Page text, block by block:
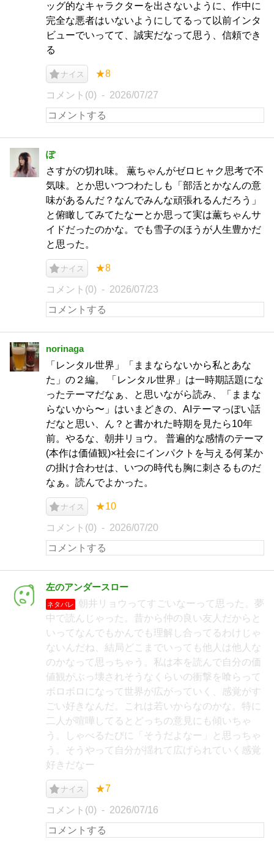
ッグ的なキャラクターを出さないように、作中に
完全な悪者はいないようにしてるって以前インタ
ビューでいってて、誠実だなって思う、信頼でき
る
ナイス ★8
コメント(0) 2026/07/27
ぽ
さすがの切れ味。 薫ちゃんがゼロヒャク思考で不
気味。とか思いつつわたしも「部活とかなんの意
味があるんだ？なんでみんな頑張れるんだろう」
と俯瞰してみてたなーとか思って実は薫ちゃんサ
イドだったのかな。でも雪子のほうが人生豊かだ
と思った。
ナイス ★8
コメント(0) 2026/07/23
norinaga
「レンタル世界」「ままならないから私とあな
た」の２編。 「レンタル世界」は一時期話題にな
ったテーマだなぁ、と思いながら読み、「ままな
らないから〜」はいまどきの、AIテーマっぽい話
だなと思い、ん？と書かれた時期を見たら10年
前。やるな、朝井リョウ。 普遍的な感情のテーマ
(本作は価値観)×社会にインパクトを与える何某か
の掛け合わせは、いつの時代も胸に刺さるものだ
なぁ。読んでよかった。
ナイス ★10
コメント(0) 2026/07/20
左のアンダースロー
ネタバレ
朝井リョウってすごいなーって思った。夢
中で読んじゃった。昔から仲の良い友人だからと
いってなんでもかんでも理解し合ってるわけじゃ
ないんだね、結局どこまでいっても他人は他人な
のかなって思っちゃう。私は本を読んで自分の価
値観がぶっ壊されそうなくらいの衝撃を喰らって
ボロボロになって世界が広がっていく、感覚がす
ごい好きなんだ。これは若いからなのかな。特に
二人が喧嘩してるとどっちの意見にも傾いちゃ
う。しゃべるたびに「そうだよなー」と思っちゃ
う。そうやって自分が揺れて広げられていく感覚
好きだなー
ナイス ★7
コメント(0) 2026/07/16